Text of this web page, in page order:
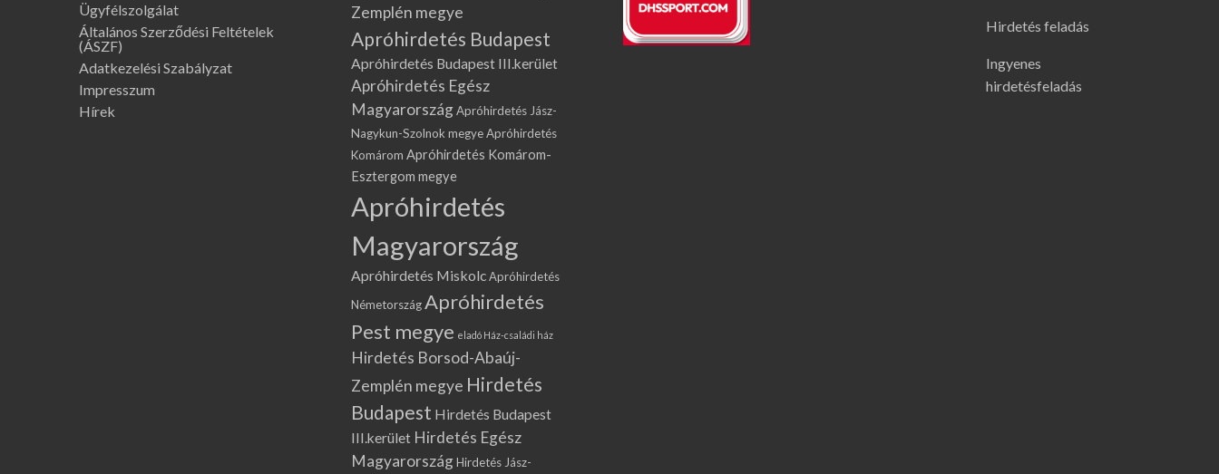
Ügyfélszolgálat
Általános Szerződési Feltételek
(ÁSZF)
Adatkezelési Szabályzat
Impresszum
Hírek
Zemplén megye
Apróhirdetés Budapest
Apróhirdetés Budapest III.kerület
Apróhirdetés Egész
MagyarországApróhirdetés Jász-
Nagykun-Szolnok megyeApróhirdetés
Komárom Apróhirdetés Komárom-
Esztergom megye
Apróhirdetés
Magyarország
Apróhirdetés MiskolcApróhirdetés
NémetországApróhirdetés
Pest megye eladó Ház-családi ház
Hirdetés Borsod-Abaúj-
Zemplén megye Hirdetés
Budapest Hirdetés Budapest
III.kerület Hirdetés Egész
MagyarországHirdetés Jász-
Hirdetés feladás
Ingyenes
hirdetésfeladás